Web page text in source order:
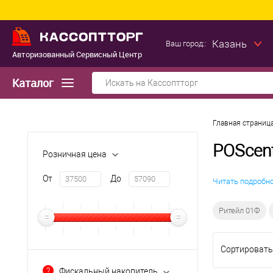
Авторизованный Сервисный Центр
Ваш город:: Казань
Каталог
Розничная цена
От До
Главная
Читать
Ритейл 01Ф